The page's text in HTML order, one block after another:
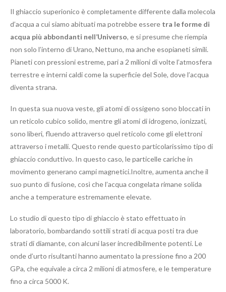
Il ghiaccio superionico è completamente differente dalla molecola
d’acqua a cui siamo abituati ma potrebbe essere tra le forme di
acqua più abbondanti nell’Universo, e si presume che riempia
non solo l’interno di Urano, Nettuno, ma anche esopianeti simili.
Pianeti con pressioni estreme, pari a 2 milioni di volte l’atmosfera
terrestre e interni caldi come la superficie del Sole, dove l’acqua
diventa strana.
In questa sua nuova veste, gli atomi di ossigeno sono bloccati in
un reticolo cubico solido, mentre gli atomi di idrogeno, ionizzati,
sono liberi, fluendo attraverso quel reticolo come gli elettroni
attraverso i metalli. Questo rende questo particolarissimo tipo di
ghiaccio conduttivo. In questo caso, le particelle cariche in
movimento generano campi magnetici.Inoltre, aumenta anche il
suo punto di fusione, così che l’acqua congelata rimane solida
anche a temperature estremamente elevate.
Lo studio di questo tipo di ghiaccio è stato effettuato in
laboratorio, bombardando sottili strati di acqua posti tra due
strati di diamante, con alcuni laser incredibilmente potenti. Le
onde d’urto risultanti hanno aumentato la pressione fino a 200
GPa, che equivale a circa 2 milioni di atmosfere, e le temperature
fino a circa 5000 K.